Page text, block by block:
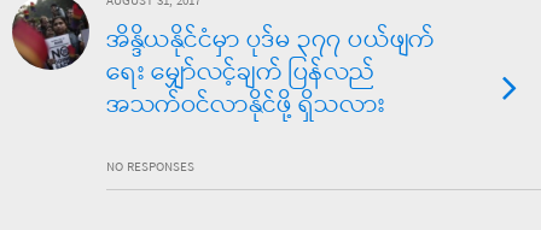
အိန္ဒိယနိုင်ငံမှာ ပုဒ်မ ၃၇၇ ပယ်ဖျက်
ရေး မျှော်လင့်ချက် ပြန်လည်
အသက်ဝင်လာနိုင်ဖို့ ရှိသလား
NO RESPONSES